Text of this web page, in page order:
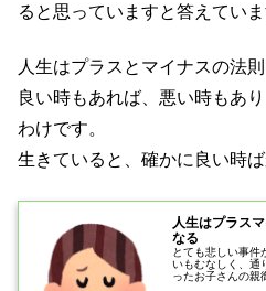
ると思っていますと答えていま
人生はプラスとマイナスの法則
良い時もあれば、悪い時もあ
わけです。
生きていると、確かに良い時ば
人生はプラス
なる
とても悲しい事件
いもむなしく、通
ったお子さんの親